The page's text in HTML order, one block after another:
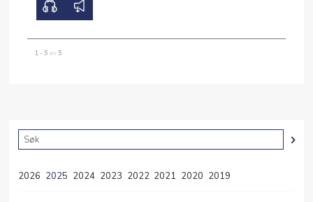
1 - 5av 5
2026 2025 2024 2023 2022 2021 2020 2019